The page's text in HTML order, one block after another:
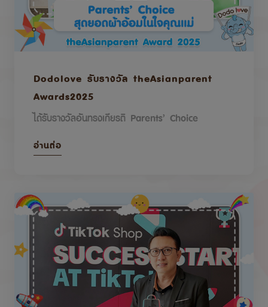
Dodolove รับรางวัล theAsianparent
Awards2025
ได้รับรางวัลอันทรงเกียรติ Parents’ Choice
อ่านต่อ